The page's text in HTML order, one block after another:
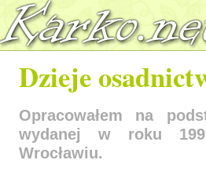
Dzieje
Opracowałem na
wydanej w roku
Wrocławiu.